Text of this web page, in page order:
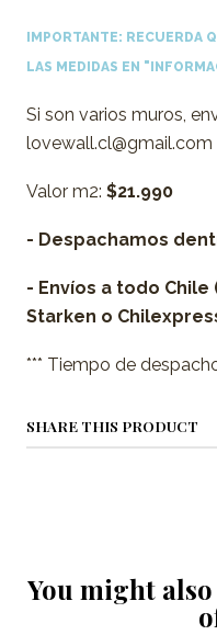
IMPORTANTE: RECUERDA
LAS MEDIDAS EN
Si son varios muros,
lovewall.cl@gmail.com
Valor m2: $21.990
- Despachamos
- Envíos a todo
Starken o
*** Tiempo de
SHARE THIS PRODUCT
You might